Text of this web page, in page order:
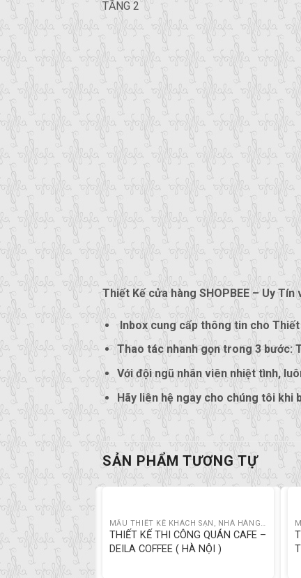
TẦNG 2
Thiết Kế cửa hàng SHOPBEE – Uy
Inbox cung cấp thông tin cho
Thao tác nhanh gọn trong 3 bước:
Với đội ngũ nhân viên nhiệt tình,
Hãy liên hệ ngay cho chúng tôi khi
SẢN PHẨM TƯƠNG TỰ
THIẾT KẾ THI CÔNG QUÁN CAFE –
DEILA COFFEE ( HÀ NỘI )
MẪU THIẾT KẾ KHÁCH SẠN, NHÀ HÀNG, CAFE
RIBO